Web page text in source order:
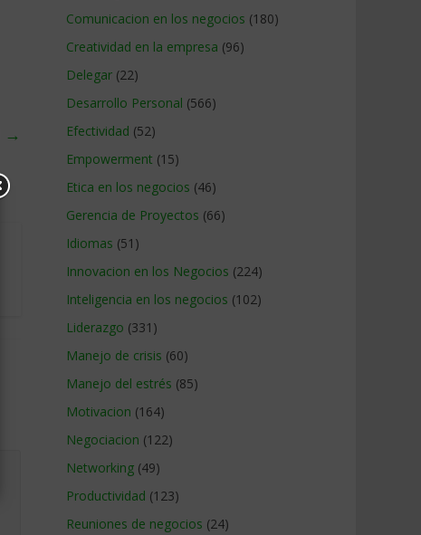
→
Comunicacion en los negocios (180)
Creatividad en la empresa (96)
Delegar (22)
Desarrollo Personal (566)
Efectividad (52)
Empowerment (15)
Etica en los negocios (46)
Gerencia de Proyectos (66)
Idiomas (51)
Innovacion en los Negocios (224)
Inteligencia en los negocios (102)
Liderazgo (331)
Manejo de crisis (60)
Manejo del estrés (85)
Motivacion (164)
Negociacion (122)
Networking (49)
Productividad (123)
Reuniones de negocios (24)